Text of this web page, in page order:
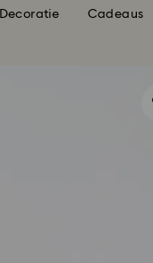
Decoratie Cadeaus